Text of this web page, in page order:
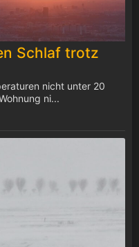
Schlaf trotz
nicht unter 20
ni...